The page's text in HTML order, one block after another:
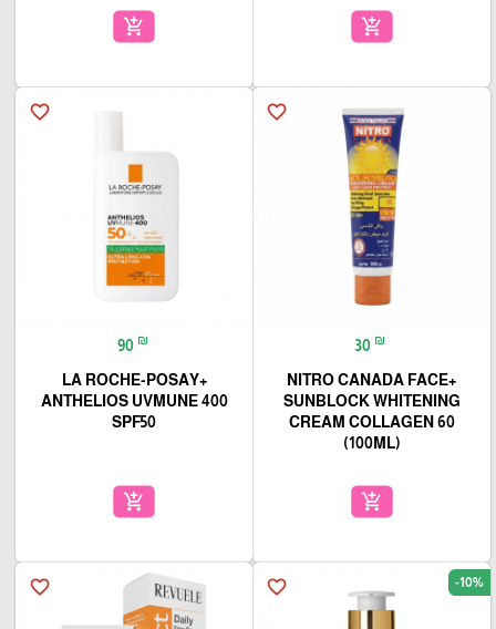
add_shopping_cart
add_shopping_cart
favorite_border
30 ₪
+NITRO CANADA FACE
SUNBLOCK WHITENING
CREAM COLLAGEN 60
(100ML)
add_shopping_cart
favorite_border
90 ₪
+LA ROCHE-POSAY
ANTHELIOS UVMUNE 400
SPF50
add_shopping_cart
favorite_border -10%
favorite_border